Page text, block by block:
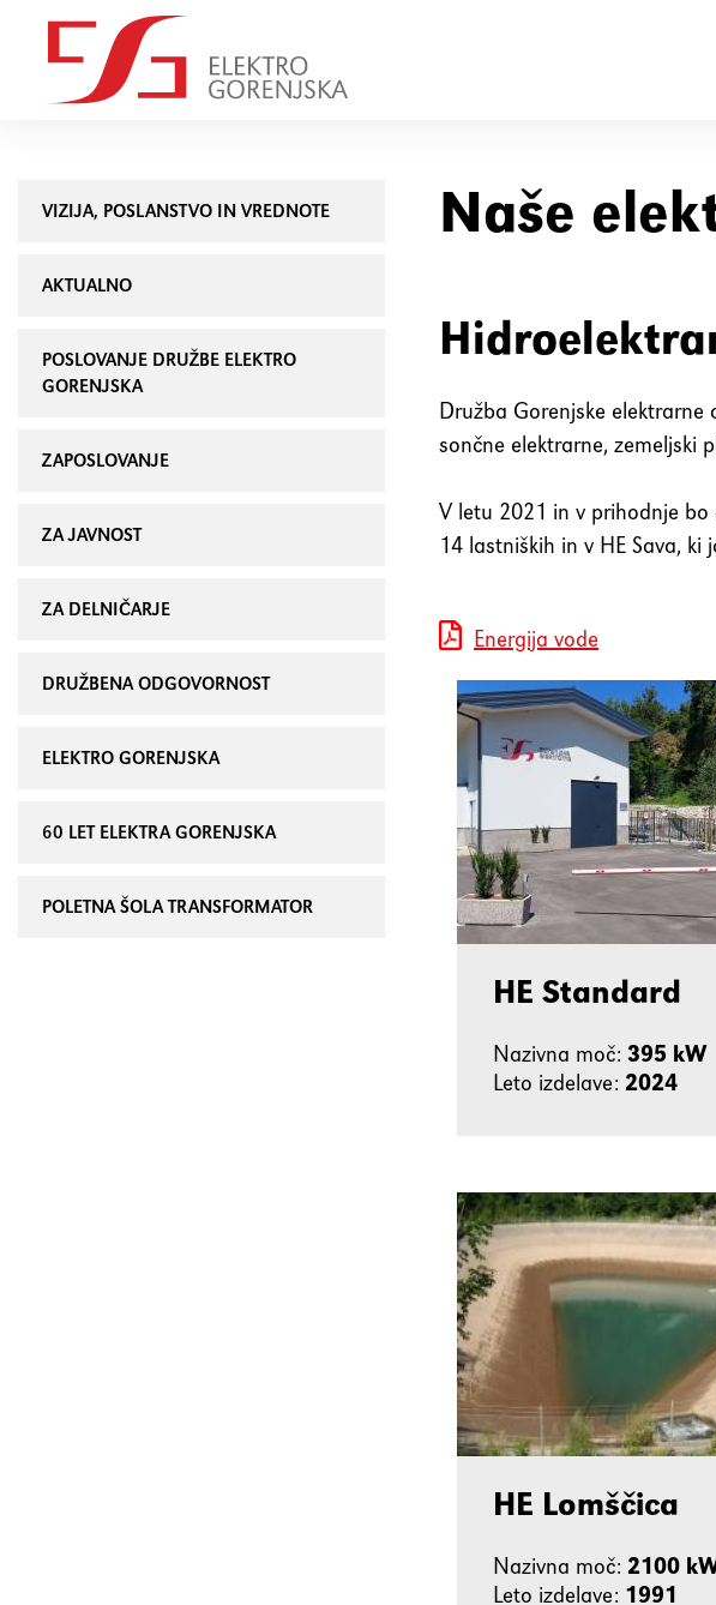
VIZIJA, POSLANSTVO IN VREDNOTE
AKTUALNO
POSLOVANJE DRUŽBE ELEKTRO
GORENJSKA
ZAPOSLOVANJE
ZA JAVNOST
ZA DELNIČARJE
DRUŽBENA ODGOVORNOST
ELEKTRO GORENJSKA
60 LET ELEKTRA GORENJSKA
POLETNA ŠOLA TRANSFORMATOR
Naše
Družba Gorenjske
sončne elektrarne, zemeljski
V letu 2021 in v prihodnje
14 lastniških in v HE Sava,
Energija vode
HE Standard
Nazivna moč: 395 kW
Leto izdelave: 2024
HE Lomščica
Nazivna moč: 2100
Leto izdelave: 1991